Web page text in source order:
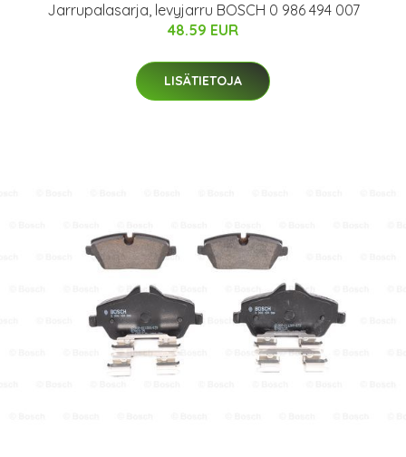
Jarrupalasarja, levyjarru BOSCH 0 986 494 007
48.59 EUR
LISÄTIETOJA